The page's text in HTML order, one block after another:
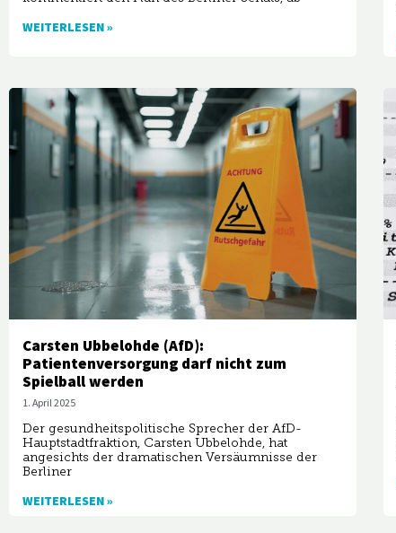
WEITERLESEN »
Carsten Ubbelohde (AfD):
Patientenversorgung darf nicht zum
Spielball werden
1. April 2025
Der gesundheitspolitische Sprecher der AfD-
Hauptstadtfraktion, Carsten Ubbelohde, hat
angesichts der dramatischen Versäumnisse der
Berliner
WEITERLESEN »